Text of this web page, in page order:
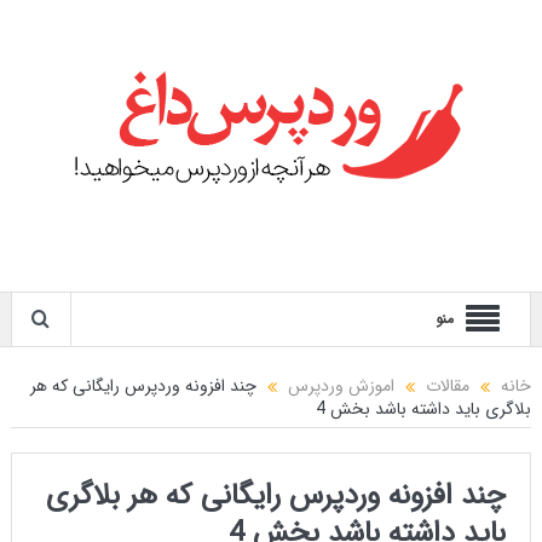
منو
خانه مقالات اموزش وردپرس
چند افزونه وردپرس رایگانی که هر
بلاگری باید داشته باشد بخش 4
چند افزونه وردپرس رایگانی که هر بلاگری